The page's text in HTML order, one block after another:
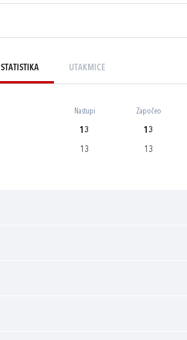
STATISTIKA UTAKMICE
Nastupi Započeo
13 13
13 13